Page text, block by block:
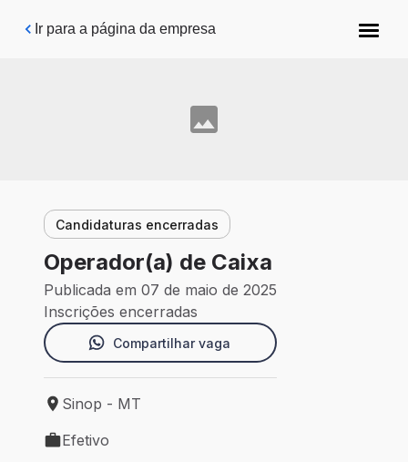
Pular para o conteúdo principal
Ir para a página da empresa
Candidaturas encerradas
Operador(a) de Caixa
Publicada em 07 de maio de 2025
Inscrições encerradas
Compartilhar vaga
Local de trabalho: Sinop - MT
Sinop - MT
Tipo de vaga: Efetivo
Efetivo